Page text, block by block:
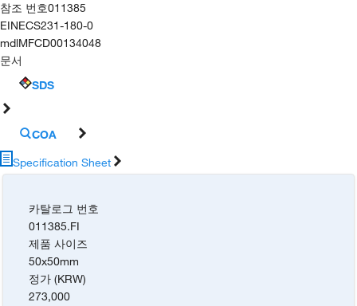
참조 번호011385
EINECS231-180-0
mdlMFCD00134048
문서
SDS
COA
Specification Sheet
카탈로그 번호
011385.FI
제품 사이즈
50x50mm
정가 (KRW)
273,000